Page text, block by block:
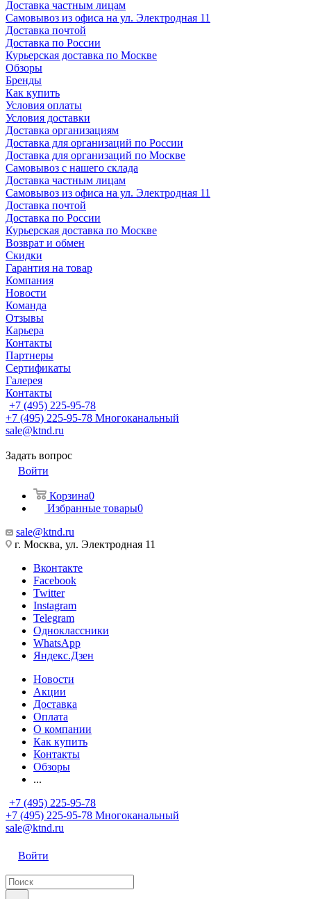
Доставка частным лицам
Самовывоз из офиса на ул. Электродная 11
Доставка почтой
Доставка по России
Курьерская доставка по Москве
Обзоры
Бренды
Как купить
Условия оплаты
Условия доставки
Доставка организациям
Доставка для организаций по России
Доставка для организаций по Москве
Самовывоз с нашего склада
Доставка частным лицам
Самовывоз из офиса на ул. Электродная 11
Доставка почтой
Доставка по России
Курьерская доставка по Москве
Возврат и обмен
Скидки
Гарантия на товар
Компания
Новости
Команда
Отзывы
Карьера
Контакты
Партнеры
Сертификаты
Галерея
Контакты
+7 (495) 225-95-78
+7 (495) 225-95-78 Многоканальный
sale@ktnd.ru
Задать вопрос
Войти
Корзина0
Избранные товары0
sale@ktnd.ru
г. Москва, ул. Электродная 11
Вконтакте
Facebook
Twitter
Instagram
Telegram
Одноклассники
WhatsApp
Яндекс.Дзен
Новости
Акции
Доставка
Оплата
О компании
Как купить
Контакты
Обзоры
...
+7 (495) 225-95-78
+7 (495) 225-95-78 Многоканальный
sale@ktnd.ru
Войти